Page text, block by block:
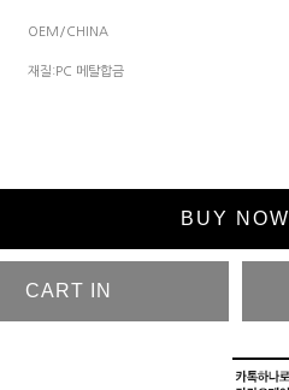
OEM/CHINA
재질:PC 메탈합금
BUY NOW
CART IN